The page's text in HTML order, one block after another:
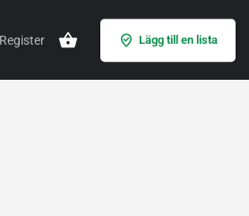
Register Lägg till en lista